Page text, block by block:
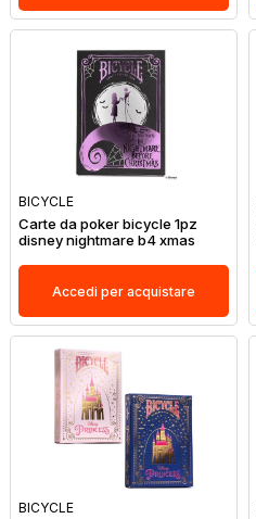
BICYCLE
Carte da poker bicycle 1pz
disney nightmare b4 xmas
Accedi per acquistare
BICYCLE